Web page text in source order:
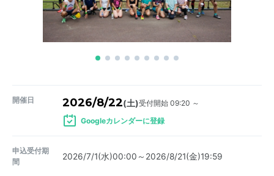
開催日 2026/8/22(土)受付開始 09:20 ～
Googleカレンダーに登録
申込受付期
間
2026/7/1(水)00:00～2026/8/21(金)19:59